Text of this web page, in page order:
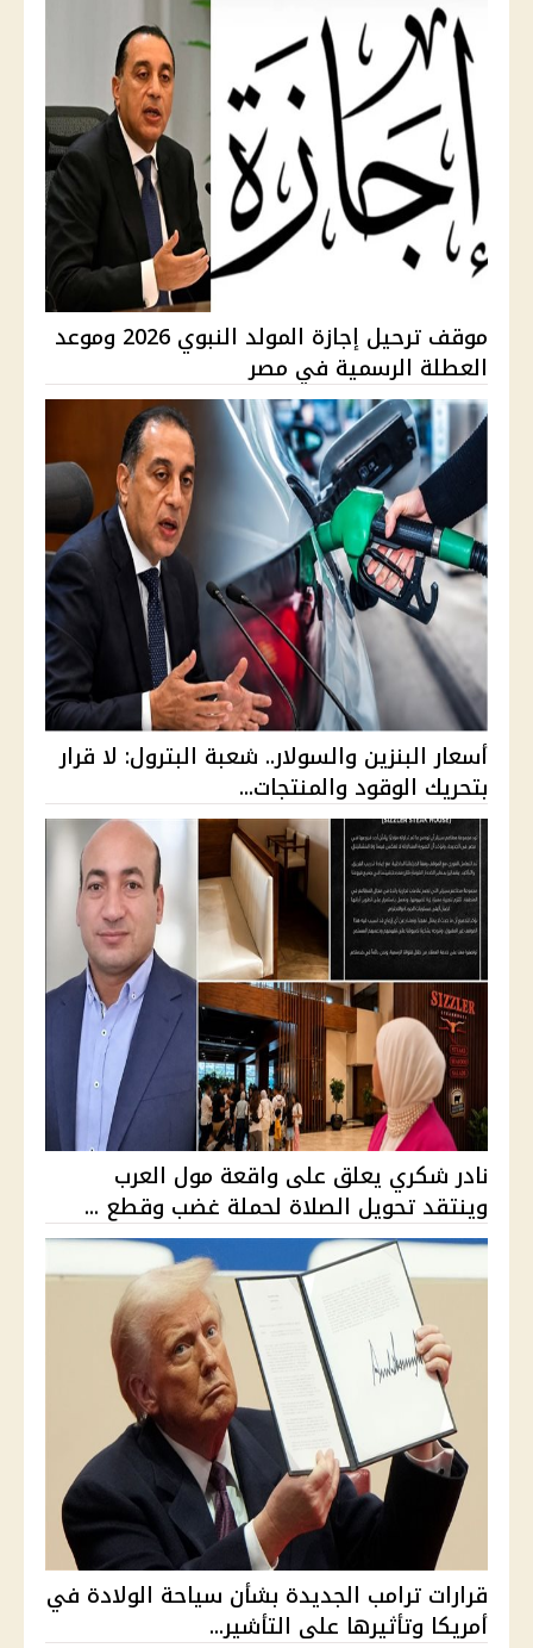
موقف ترحيل إجازة المولد النبوي 2026 وموعد
العطلة الرسمية في مصر
أسعار البنزين والسولار.. شعبة البترول: لا قرار
بتحريك الوقود والمنتجات...
نادر شكري يعلق على واقعة مول العرب
وينتقد تحويل الصلاة لحملة غضب وقطع ...
قرارات ترامب الجديدة بشأن سياحة الولادة في
أمريكا وتأثيرها على التأشير...